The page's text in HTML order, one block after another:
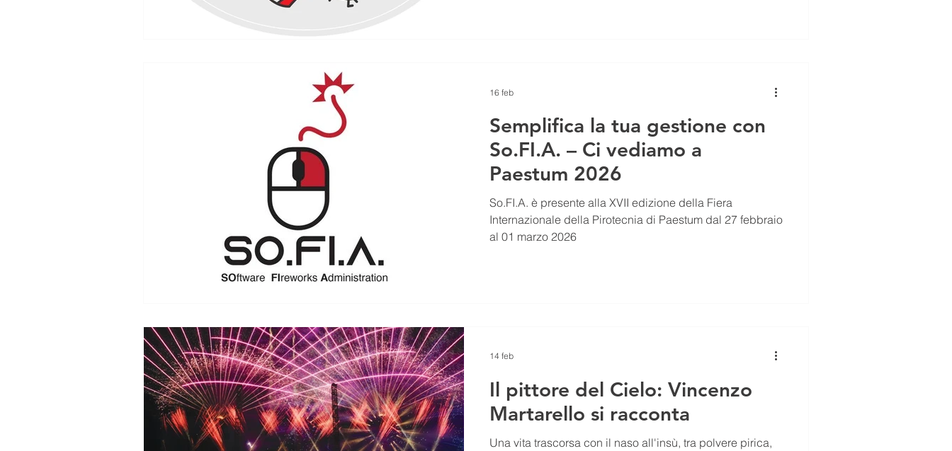
Semplifica la tua gestione con
So.FI.A. – Ci vediamo a
Paestum 2026
So.FI.A. è presente alla XVII edizione della Fiera
Internazionale della Pirotecnia di Paestum dal 27 febbraio
al 01 marzo 2026
16 feb
Il pittore del Cielo: Vincenzo
Martarello si racconta
Una vita trascorsa con il naso all'insù, tra polvere pirica,
14 feb